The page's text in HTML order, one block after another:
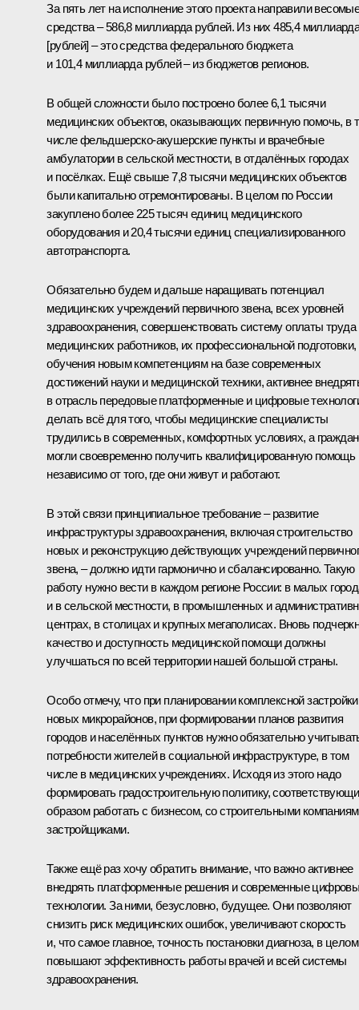
За пять лет на исполнение этого проекта направили
средства – 586,8 миллиарда рублей. Из них 485,4
[рублей] – это средства федерального бюджета
и 101,4 миллиарда рублей – из бюджетов регионов.
В общей сложности было построено более 6,1 тысячи
медицинских объектов, оказывающих первичную помочь, в
числе фельдшерско-акушерские пункты и врачебные
амбулатории в сельской местности, в отдалённых городах
и посёлках. Ещё свыше 7,8 тысячи медицинских объектов
были капитально отремонтированы. В целом по России
закуплено более 225 тысяч единиц медицинского
оборудования и 20,4 тысячи единиц специализированного
автотранспорта.
Обязательно будем и дальше наращивать потенциал
медицинских учреждений первичного звена, всех уровней
здравоохранения, совершенствовать систему оплаты труда
медицинских работников, их профессиональной подготовки,
обучения новым компетенциям на базе современных
достижений науки и медицинской техники, активнее
в отрасль передовые платформенные и цифровые
делать всё для того, чтобы медицинские специалисты
трудились в современных, комфортных условиях, а
могли своевременно получить квалифицированную помощь
независимо от того, где они живут и работают.
В этой связи принципиальное требование – развитие
инфраструктуры здравоохранения, включая строительство
новых и реконструкцию действующих учреждений
звена, – должно идти гармонично и сбалансированно. Такую
работу нужно вести в каждом регионе России: в малых
и в сельской местности, в промышленных и
центрах, в столицах и крупных мегаполисах. Вновь
качество и доступность медицинской помощи должны
улучшаться по всей территории нашей большой страны.
Особо отмечу, что при планировании комплексной застройки
новых микрорайонов, при формировании планов развития
городов и населённых пунктов нужно обязательно
потребности жителей в социальной инфраструктуре, в том
числе в медицинских учреждениях. Исходя из этого надо
формировать градостроительную политику,
образом работать с бизнесом, со строительными
застройщиками.
Также ещё раз хочу обратить внимание, что важно активнее
внедрять платформенные решения и современные
технологии. За ними, безусловно, будущее. Они позволяют
снизить риск медицинских ошибок, увеличивают скорость
и, что самое главное, точность постановки диагноза, в целом
повышают эффективность работы врачей и всей системы
здравоохранения.